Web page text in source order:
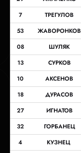
7
ТРЕГУЛОВ
53
ЖАВОРОНКОВ
08
ШУЛЯК
13
СУРКОВ
10
АКСЕНОВ
18
ДУРАСОВ
27
ИГНАТОВ
32
ГОРБАНЕЦ
4
КУЗНЕЦ